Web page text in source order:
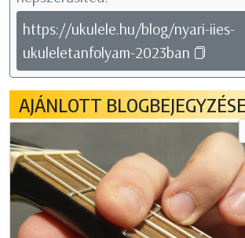
https://ukulele.hu/blog/nyari-iies-
ukuleletanfolyam-2023ban
AJÁNLOTT